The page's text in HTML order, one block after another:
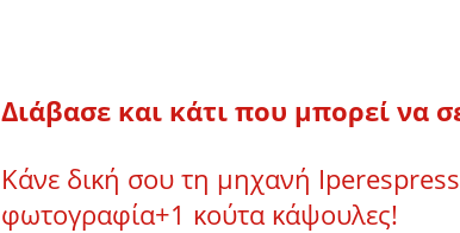
Διάβασε και κάτι που μπορεί να
Κάνε δική σου τη μηχανή
φωτογραφία+1 κούτα κάψουλες!